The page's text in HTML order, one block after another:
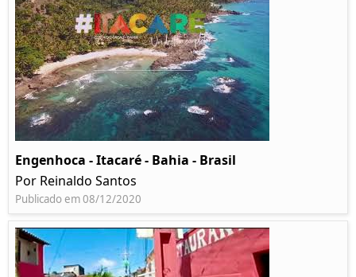
Engenhoca - Itacaré - Bahia - Brasil
Por Reinaldo Santos
Publicado em 08/12/2020